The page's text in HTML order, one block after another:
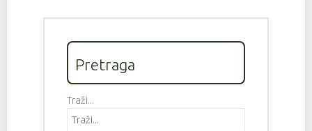
Pretraga
Traži...